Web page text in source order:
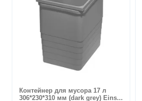
Контейнер для мусора 17 л
306*230*310 мм (dark grey) Eins...